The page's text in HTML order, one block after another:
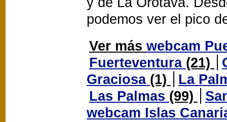
podemos ver el pico
Ver más webcam
Fuerteventura (21)
Graciosa (1)
La
Las Palmas (99)
webcam Islas